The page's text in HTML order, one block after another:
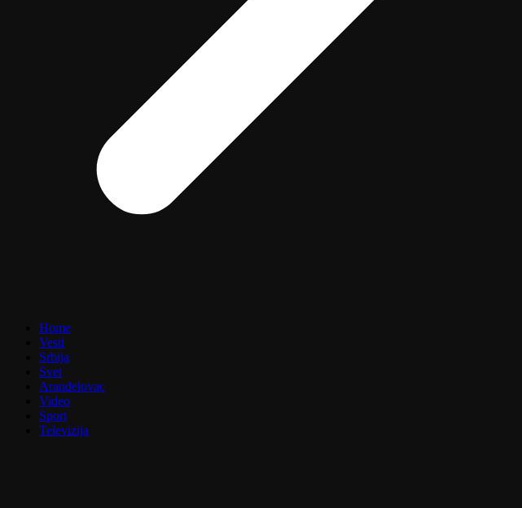
Home
Vesti
Srbija
Svet
Aranđelovac
Video
Sport
Televizija